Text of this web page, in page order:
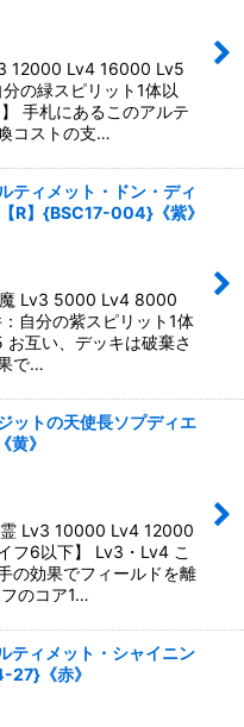
12000 Lv4 16000 Lv5
の緑スピリット1体以
手札にあるこのアルテ
コストの支…
ティメット・ドン・ディ
R】{BSC17-004}《紫》
Lv3 5000 Lv4 8000
自分の紫スピリット1体
互い、デッキは破棄さ
で…
ットの天使長ソプディエ
》
Lv3 10000 Lv4 12000
フ6以下】 Lv3・Lv4 こ
の効果でフィールドを離
のコア1…
ティメット・シャイニン
27}《赤》